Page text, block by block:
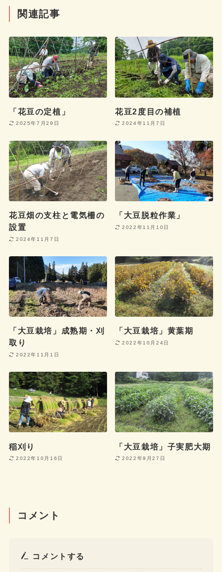
関連記事
「花豆の定植」
2025年7月29日
花豆2度目の補植
2024年11月7日
花豆畑の支柱と電気柵の
設置
2024年11月7日
「大豆脱粒作業」
2022年11月10日
「大豆栽培」成熟期・刈
取り
2022年11月1日
「大豆栽培」黄葉期
2022年10月24日
稲刈り
2022年10月16日
「大豆栽培」子実肥大期
2022年9月27日
コメント
コメントする